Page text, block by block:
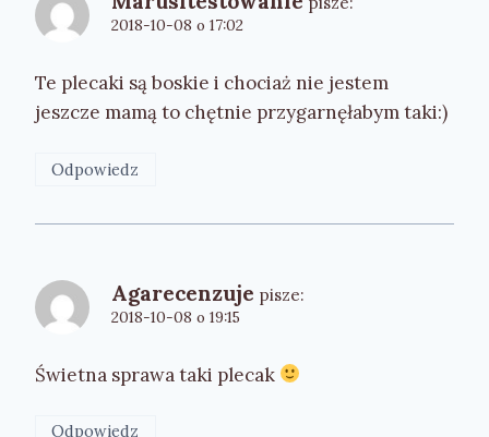
2018-10-08 o 17:02
Te plecaki są boskie i chociaż nie jestem
jeszcze mamą to chętnie przygarnęłabym taki:)
Odpowiedz
Agarecenzuje pisze:
2018-10-08 o 19:15
Świetna sprawa taki plecak
Odpowiedz